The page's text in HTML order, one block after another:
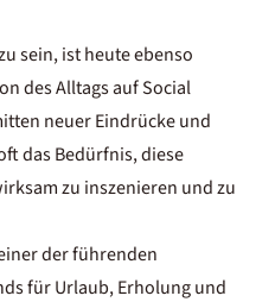
sein, ist heute ebenso
des Alltags auf Social
neuer Eindrücke und
das Bedürfnis, diese
zu inszenieren und zu
der führenden
für Urlaub, Erholung und